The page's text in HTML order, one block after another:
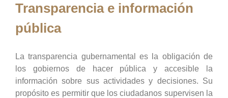
Transparencia e información
pública
La transparencia gubernamental es la obligación de
los gobiernos de hacer pública y accesible la
información sobre sus actividades y decisiones. Su
propósito es permitir que los ciudadanos supervisen la